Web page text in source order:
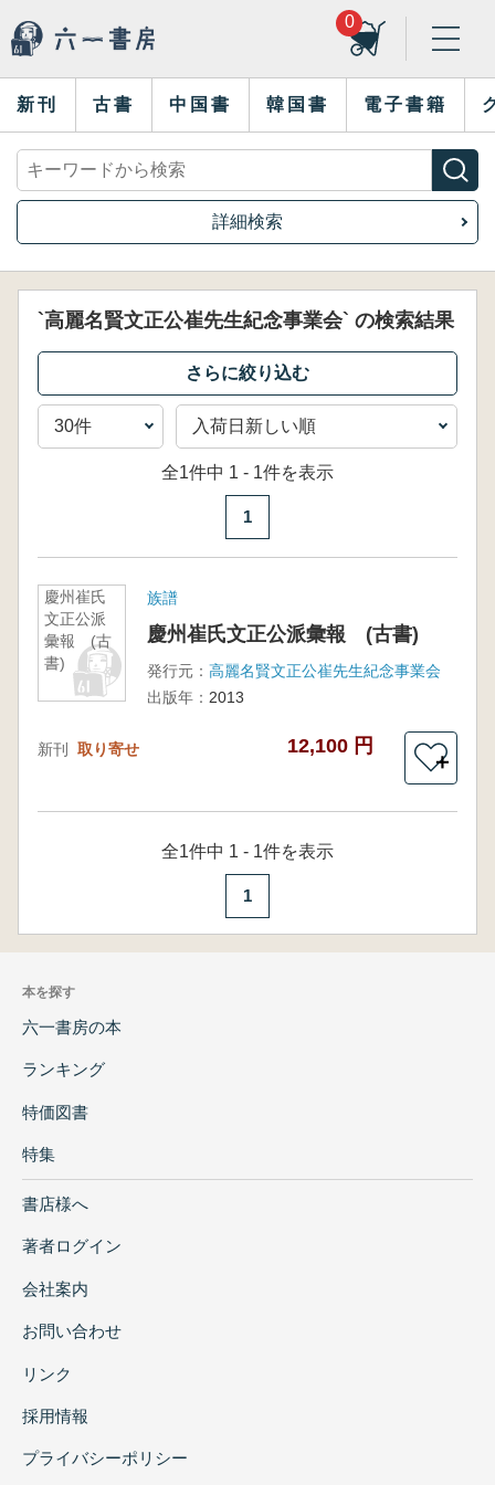
0
新刊 古書 中国書 韓国書 電子書籍
詳細検索
`高麗名賢文正公崔先生紀念事業会` の検索結果
全1件中 1 - 1件を表示
1
慶州崔氏
文正公派
彙報 (古
書)
族譜
慶州崔氏文正公派彙報 (古書)
発行元： 高麗名賢文正公崔先生紀念事業会
出版年： 2013
新刊 取り寄せ 12,100 円
＋
全1件中 1 - 1件を表示
1
本を探す
六一書房の本
ランキング
特価図書
特集
書店様へ
著者ログイン
会社案内
お問い合わせ
リンク
採用情報
プライバシーポリシー